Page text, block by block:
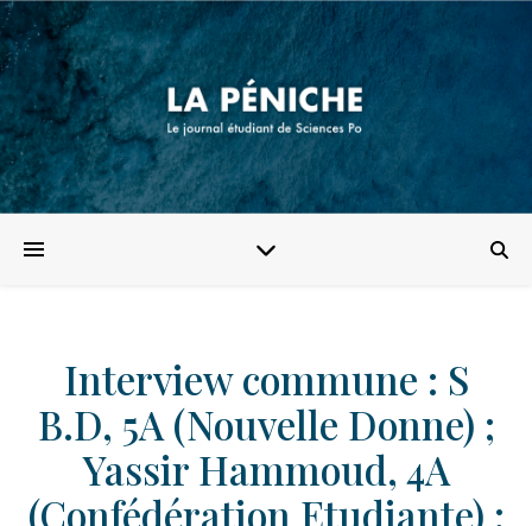
Interview commune : S
B.D, 5A (Nouvelle Donne) ;
Yassir Hammoud, 4A
(Confédération Etudiante) ;